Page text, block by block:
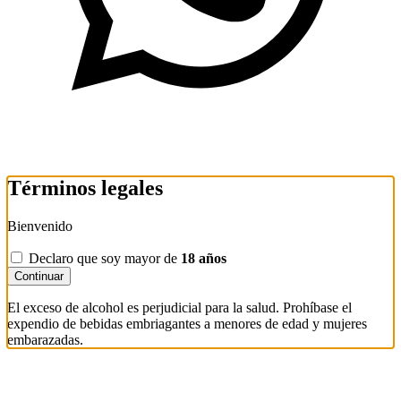
Términos legales
Bienvenido
Declaro que soy mayor de 18 años
Continuar
El exceso de alcohol es perjudicial para la salud. Prohíbase el
expendio de bebidas embriagantes a menores de edad y mujeres
embarazadas.